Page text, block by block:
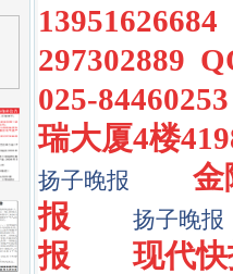
297302889
025-
瑞大厦4楼
扬子晚报
金
报
扬子晚报
报
现代